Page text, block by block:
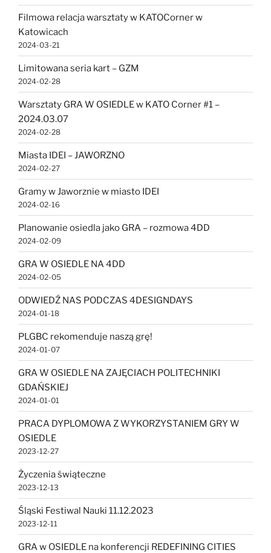
Filmowa relacja warsztaty w KATOCorner w
Katowicach
2024-03-21
Limitowana seria kart – GZM
2024-02-28
Warsztaty GRA W OSIEDLE w KATO Corner #1 –
2024.03.07
2024-02-28
Miasta IDEI – JAWORZNO
2024-02-27
Gramy w Jaworznie w miasto IDEI
2024-02-16
Planowanie osiedla jako GRA – rozmowa 4DD
2024-02-09
GRA W OSIEDLE NA 4DD
2024-02-05
ODWIEDŹ NAS PODCZAS 4DESIGNDAYS
2024-01-18
PLGBC rekomenduje naszą grę!
2024-01-07
GRA W OSIEDLE NA ZAJĘCIACH POLITECHNIKI
GDAŃSKIEJ
2024-01-01
PRACA DYPLOMOWA Z WYKORZYSTANIEM GRY W
OSIEDLE
2023-12-27
Życzenia świąteczne
2023-12-13
Śląski Festiwal Nauki 11.12.2023
2023-12-11
GRA w OSIEDLE na konferencji REDEFINING CITIES